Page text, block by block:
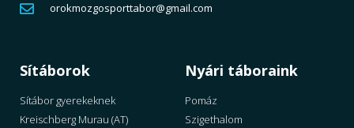
orokmozgosporttabor@gmail.com
Sítáborok
Sítábor gyerekeknek
Kreischberg Murau (AT)
Nyári táboraink
Pomáz
Szigethalom